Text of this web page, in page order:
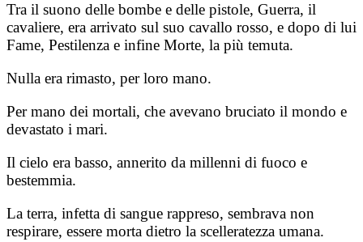
Tra il suono delle bombe e delle pistole, Guerra, il
cavaliere, era arrivato sul suo cavallo rosso, e dopo di lui
Fame, Pestilenza e infine Morte, la più temuta.
Nulla era rimasto, per loro mano.
Per mano dei mortali, che avevano bruciato il mondo e
devastato i mari.
Il cielo era basso, annerito da millenni di fuoco e
bestemmia.
La terra, infetta di sangue rappreso, sembrava non
respirare, essere morta dietro la scelleratezza umana.